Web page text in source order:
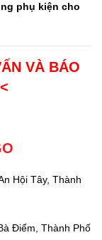
phụ kiện cho
VÀ BÁO
Hội Tây, Thành
Điểm, Thành Phố